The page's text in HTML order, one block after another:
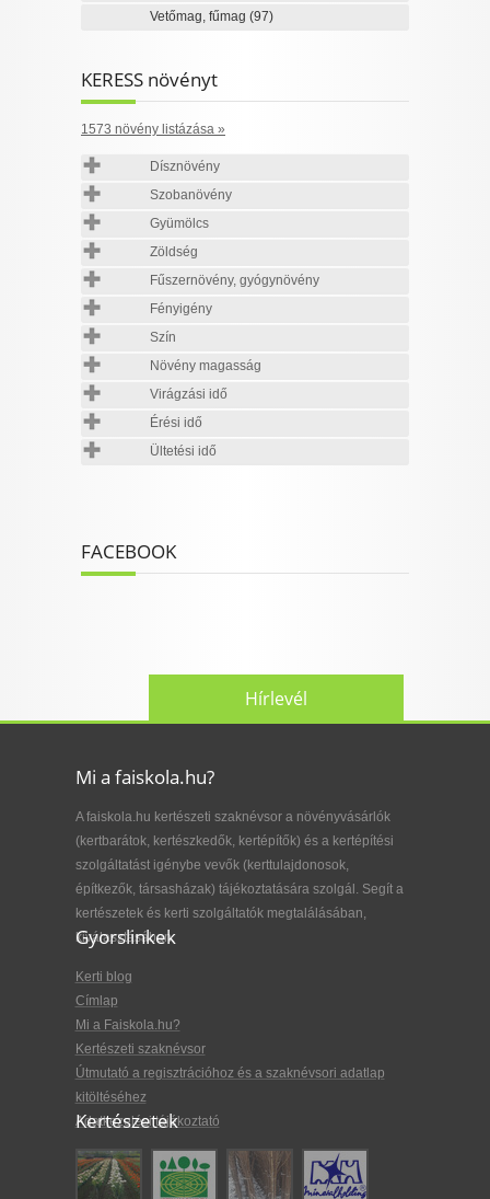
Vetőmag, fűmag (97)
KERESS növényt
1573 növény listázása »
Dísznövény
Szobanövény
Gyümölcs
Zöldség
Fűszernövény, gyógynövény
Fényigény
Szín
Növény magasság
Virágzási idő
Érési idő
Ültetési idő
FACEBOOK
Hírlevél
Mi a faiskola.hu?
A faiskola.hu kertészeti szaknévsor a növényvásárlók
(kertbarátok, kertészkedők, kertépítők) és a kertépítési
szolgáltatást igénybe vevők (kerttulajdonosok,
építkezők, társasházak) tájékoztatására szolgál. Segít a
kertészetek és kerti szolgáltatók megtalálásában,
kiválasztásában.
Gyorslinkek
Kerti blog
Címlap
Mi a Faiskola.hu?
Kertészeti szaknévsor
Útmutató a regisztrációhoz és a szaknévsori adatlap
kitöltéséhez
Adatkezelési tájékoztató
Kertészetek